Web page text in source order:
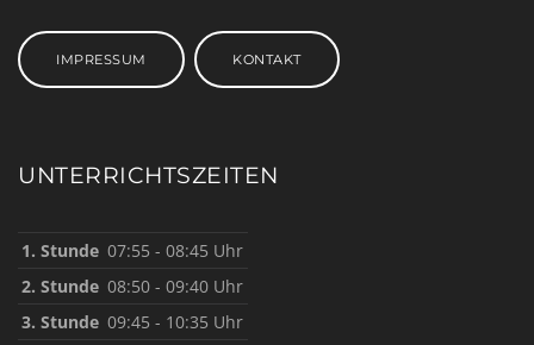
IMPRESSUM KONTAKT
UNTERRICHTSZEITEN
1. Stunde 07:55 - 08:45 Uhr
2. Stunde 08:50 - 09:40 Uhr
3. Stunde 09:45 - 10:35 Uhr